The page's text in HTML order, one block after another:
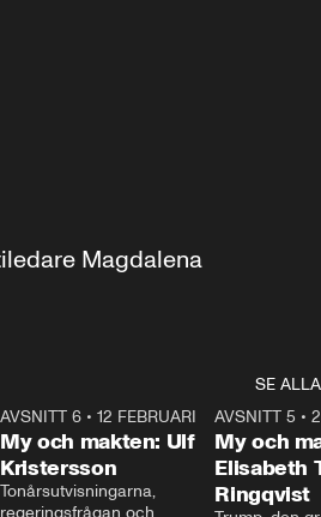
Magdalena
SE ALLA
27:30
AVSNITT 6 •12 FEBRUARI
My och makten: Ulf
Kristersson
Tonårsutvisningarna,
regeringsfrågan och
AVSNITT 5 •
My och
Elisabeth
Ringqvist